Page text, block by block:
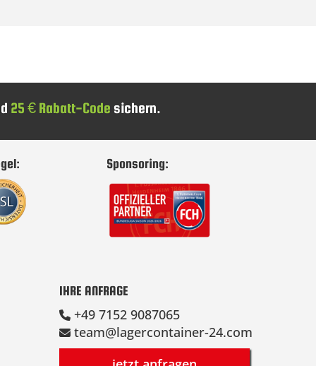
25 € Rabatt-Code sichern.
Sponsoring:
IHRE ANFRAGE
+49 7152 9087065
team@lagercontainer-24.com